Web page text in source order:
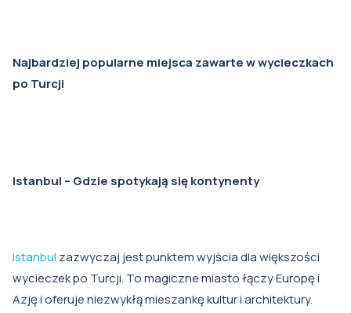
Najbardziej popularne miejsca zawarte w wycieczkach
po Turcji
Istanbul – Gdzie spotykają się kontynenty
Istanbul zazwyczaj jest punktem wyjścia dla większości
wycieczek po Turcji. To magiczne miasto łączy Europę i
Azję i oferuje niezwykłą mieszankę kultur i architektury.